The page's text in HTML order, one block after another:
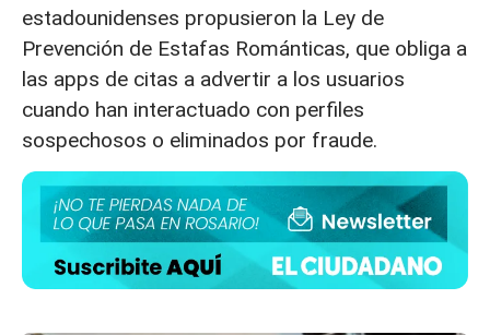
estadounidenses propusieron la Ley de
Prevención de Estafas Románticas, que obliga a
las apps de citas a advertir a los usuarios
cuando han interactuado con perfiles
sospechosos o eliminados por fraude.